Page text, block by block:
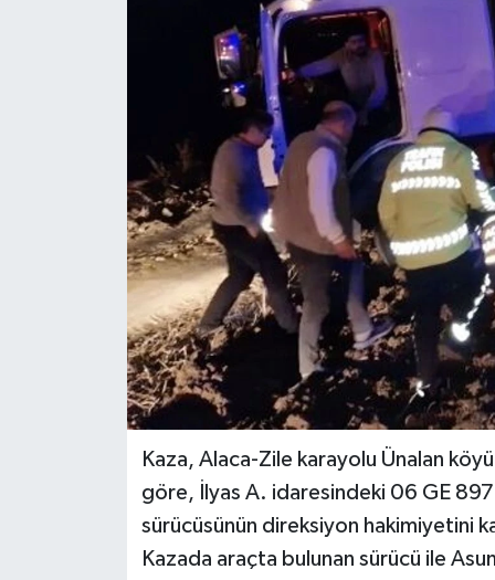
Kaza, Alaca-Zile karayolu Ünalan
göre, İlyas A. idaresindeki 06 GE
sürücüsünün direksiyon hakimiyetini
Kazada araçta bulunan sürücü ile